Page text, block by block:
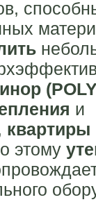
и
квартиры
этому